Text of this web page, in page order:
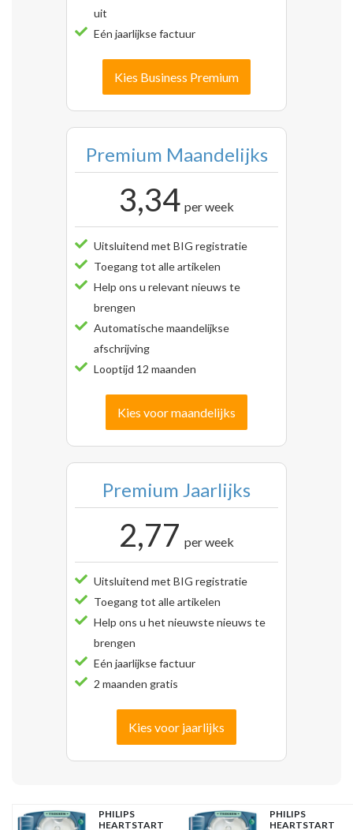
uit
Eén jaarlijkse factuur
Kies Business Premium
Premium Maandelijks
3,34 per week
Uitsluitend met BIG registratie
Toegang tot alle artikelen
Help ons u relevant nieuws te
brengen
Automatische maandelijkse
afschrijving
Looptijd 12 maanden
Kies voor maandelijks
Premium Jaarlijks
2,77 per week
Uitsluitend met BIG registratie
Toegang tot alle artikelen
Help ons u het nieuwste nieuws te
brengen
Eén jaarlijkse factuur
2 maanden gratis
Kies voor jaarlijks
PHILIPS
HEARTSTART
PHILIPS
HEARTSTART